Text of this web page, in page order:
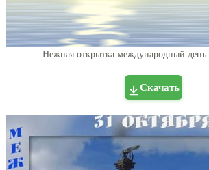
Нежная открытка международный день
Скачать